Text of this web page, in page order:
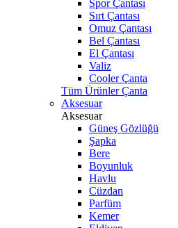
Spor Çantası
Sırt Çantası
Omuz Çantası
Bel Çantası
El Çantası
Valiz
Cooler Çanta
Tüm Ürünler Çanta
Aksesuar
Aksesuar
Güneş Gözlüğü
Şapka
Bere
Boyunluk
Havlu
Cüzdan
Parfüm
Kemer